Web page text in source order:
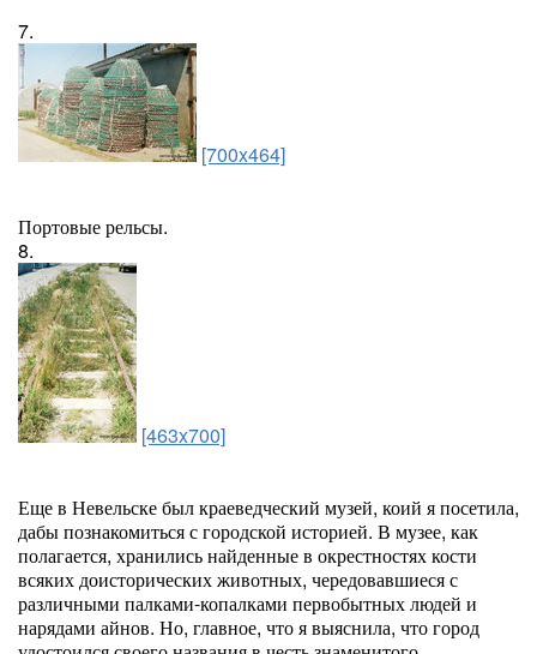
7.
[700x464]
Портовые рельсы.
8.
[463x700]
Еще в Невельске был краеведческий музей, коий я посетила,
дабы познакомиться с городской историей. В музее, как
полагается, хранились найденные в окрестностях кости
всяких доисторических животных, чередовавшиеся с
различными палками-копалками первобытных людей и
нарядами айнов. Но, главное, что я выяснила, что город